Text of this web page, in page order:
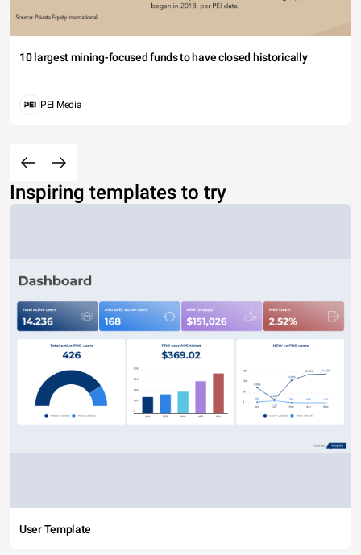
10 largest mining-focused funds to have closed historically
PEI Media
Inspiring templates to try
User Template